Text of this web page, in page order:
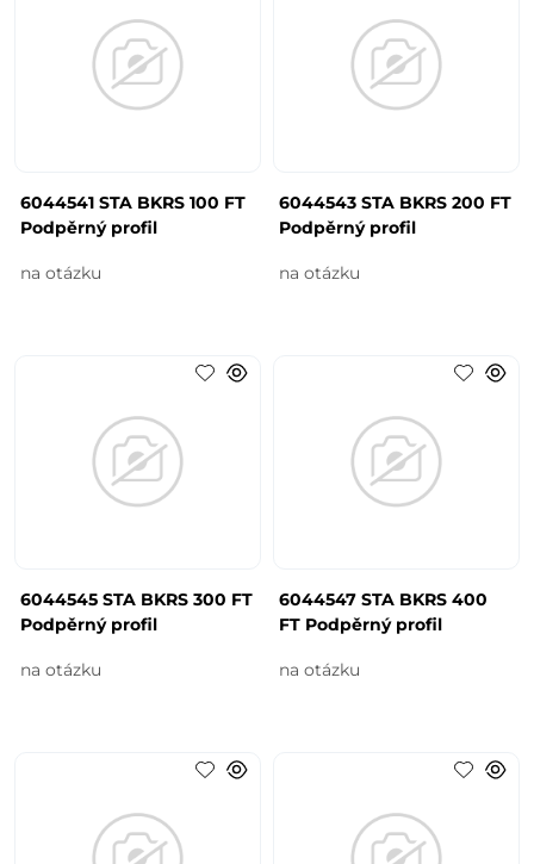
6044541 STA BKRS 100 FT
Podpěrný profil
na otázku
6044543 STA BKRS 200 FT
Podpěrný profil
na otázku
6044545 STA BKRS 300 FT
Podpěrný profil
na otázku
6044547 STA BKRS 400
FT Podpěrný profil
na otázku